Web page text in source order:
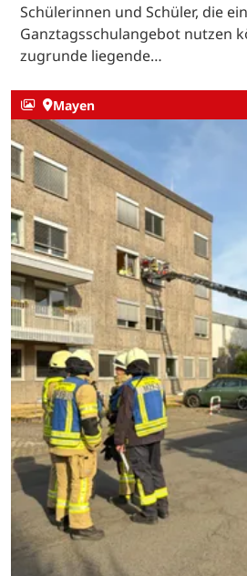
Schülerinnen und Schüler, die ein
Ganztagsschulangebot nutzen
zugrunde liegende…
Mayen